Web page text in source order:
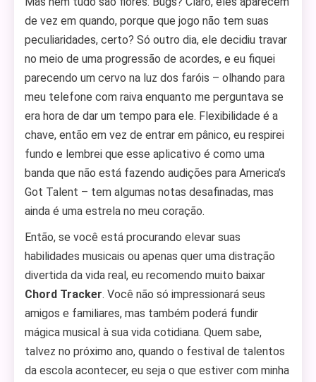
de vez em quando, porque que jogo não tem suas
peculiaridades, certo? Só outro dia, ele decidiu travar
no meio de uma progressão de acordes, e eu fiquei
parecendo um cervo na luz dos faróis – olhando para
meu telefone com raiva enquanto me perguntava se
era hora de dar um tempo para ele. Flexibilidade é a
chave, então em vez de entrar em pânico, eu respirei
fundo e lembrei que esse aplicativo é como uma
banda que não está fazendo audições para America’s
Got Talent – tem algumas notas desafinadas, mas
ainda é uma estrela no meu coração.
Então, se você está procurando elevar suas
habilidades musicais ou apenas quer uma distração
divertida da vida real, eu recomendo muito baixar
Chord Tracker. Você não só impressionará seus
amigos e familiares, mas também poderá fundir
mágica musical à sua vida cotidiana. Quem sabe,
talvez no próximo ano, quando o festival de talentos
da escola acontecer, eu seja o que estiver com minha